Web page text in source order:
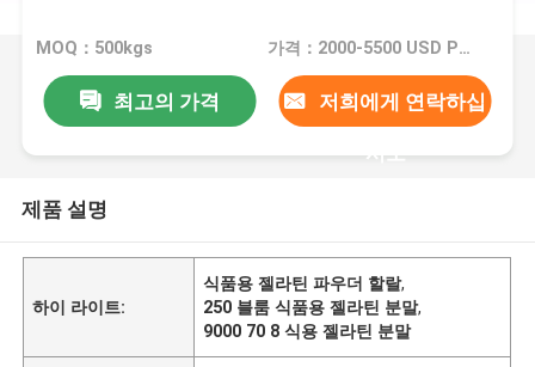
MOQ：500kgs 가격：2000-5500 USD PER TON
최고의 가격 저희에게 연락하십
시오
제품 설명
하이 라이트:
식품용 젤라틴 파우더 할랄,
250 블룸 식품용 젤라틴 분말,
9000 70 8 식용 젤라틴 분말